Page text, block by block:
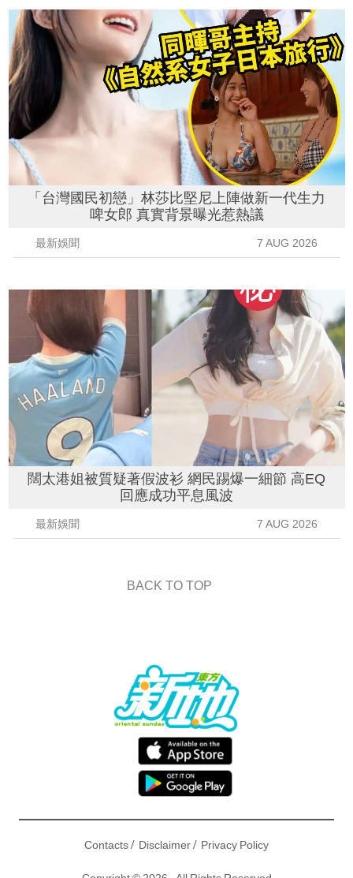
「台灣國民初戀」林莎比堅尼上陣做新一代生力
啤女郎 真實背景曝光惹熱議
最新娛聞 7 AUG 2026
闊太港姐被質疑著假波衫 網民踢爆一細節 高EQ
回應成功平息風波
最新娛聞 7 AUG 2026
BACK TO TOP
Contacts/ Disclaimer/ Privacy Policy